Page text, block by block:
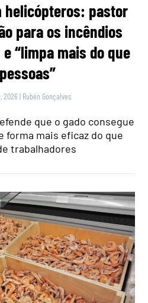
helicópteros: pastor
para os incêndios
“limpa mais do que
2026 | Rubén Gonçalves
que o gado consegue
forma mais eficaz do que
trabalhadores